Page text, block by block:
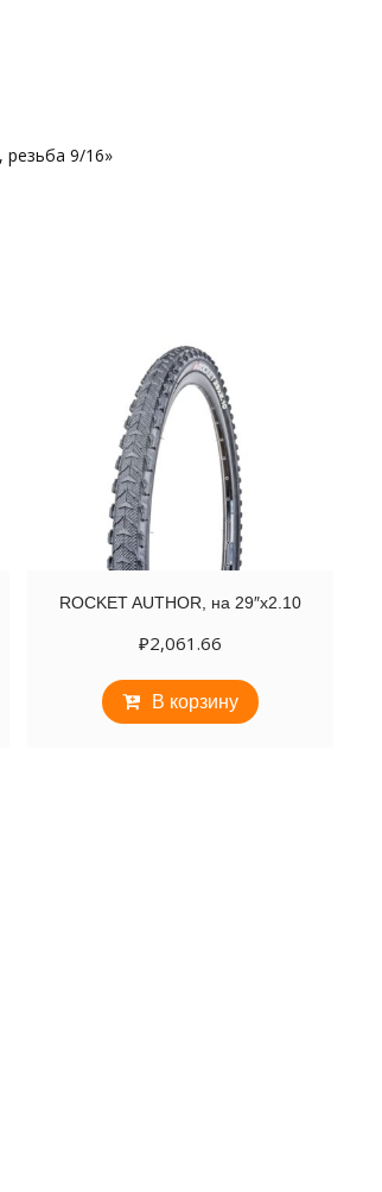
резьба 9/16»
ROCKET AUTHOR, на 29″х2.10
₽2,061.66
В корзину